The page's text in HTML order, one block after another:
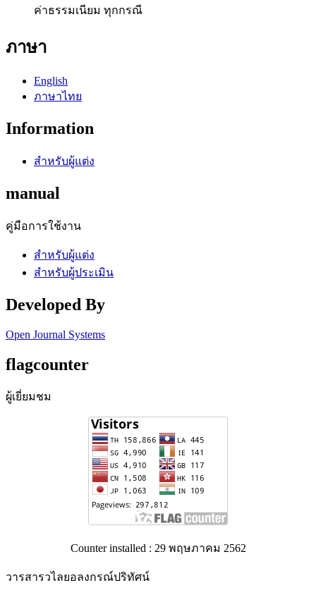
ค่าธรรมเนียม ทุกกรณี
ภาษา
English
ภาษาไทย
Information
สำหรับผู้แต่ง
manual
คู่มือการใช้งาน
สำหรับผู้แต่ง
สำหรับผู้ประเมิน
Developed By
Open Journal Systems
flagcounter
ผู้เยี่ยมชม
Counter installed : 29 พฤษภาคม 2562
วารสารวไลยอลงกรณ์ปริทัศน์